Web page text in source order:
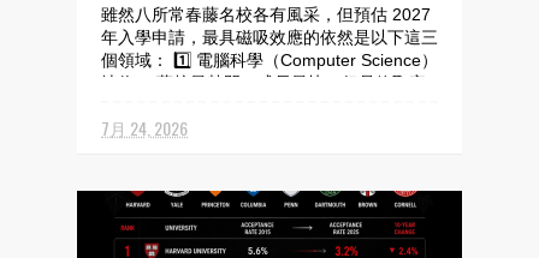
雖然八所常春藤名校各有風采，但預估 2027
年入學申請，最具磁吸效應的依然是以下這三
個領域： 1️⃣ 電腦科學（Computer Science）
地位： 藤校最熱門、成長最快，但是錄取率
率可能低於總錄取率的一半。 驅動因素：...
7月 24, 2026